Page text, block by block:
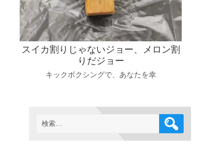
スイカ割りじゃないジョー、メロン割
りだジョー
キックボクシングで、あなたを幸
検
索: